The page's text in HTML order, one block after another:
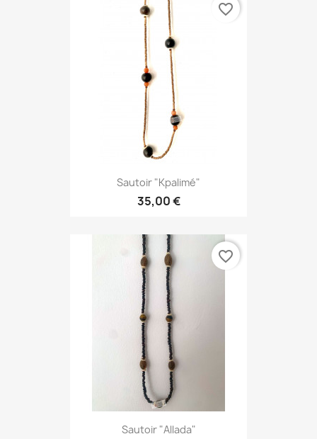
Sautoir "Kpalimé"
35,00 €
favorite_border
Sautoir "Allada"
favorite_border